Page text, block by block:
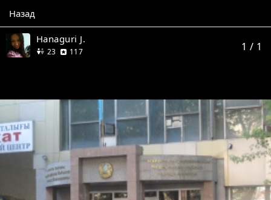
Назад
Hanaguri J.
23друга117отзывов 1 / 1